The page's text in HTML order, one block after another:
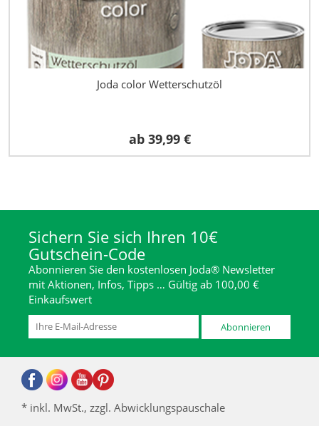
Joda color Wetterschutzöl
ab 39,99 €
Sichern Sie sich Ihren 10€
Gutschein-Code
Abonnieren Sie den kostenlosen Joda® Newsletter
mit Aktionen, Infos, Tipps … Gültig ab 100,00 €
Einkaufswert
Abonnieren
* inkl. MwSt., zzgl. Abwicklungspauschale